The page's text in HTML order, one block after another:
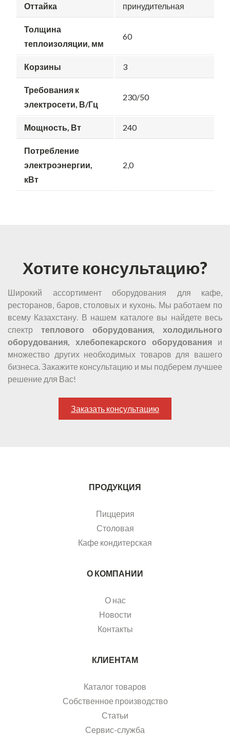
Оттайка принудительная
Толщина
теплоизоляции, мм
60
Корзины 3
Требования к
электросети, В/Гц
230/50
Мощность, Вт 240
Потребление
электроэнергии,
кВт
2,0
Хотите консультацию?
Широкий ассортимент оборудования для кафе,
ресторанов, баров, столовых и кухонь. Мы работаем по
всему Казахстану. В нашем каталоге вы найдете весь
спектр теплового оборудования, холодильного
оборудования, хлебопекарского оборудования и
множество других необходимых товаров для вашего
бизнеса. Закажите консультацию и мы подберем лучшее
решение для Вас!
Заказать консультацию
ПРОДУКЦИЯ
Пиццерия
Столовая
Кафе кондитерская
О КОМПАНИИ
О нас
Новости
Контакты
КЛИЕНТАМ
Каталог товаров
Собственное производство
Статьи
Сервис-служба